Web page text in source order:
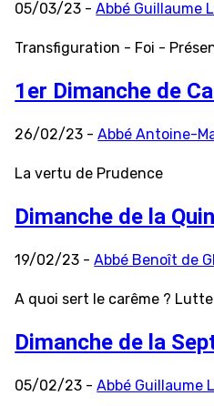
05/03/23 -Abbé Guillaume
Transfiguration - Foi -
1er Dimanche de
26/02/23 -Abbé Antoine-
La vertu de Prudence
Dimanche de la
19/02/23 -Abbé Benoît de
A quoi sert le carême ?
Dimanche de la
05/02/23 -Abbé Guillaume